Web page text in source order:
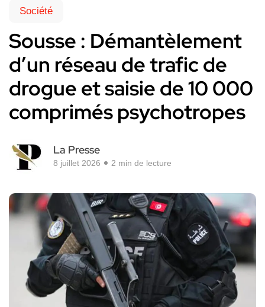
Société
Sousse : Démantèlement
d’un réseau de trafic de
drogue et saisie de 10 000
comprimés psychotropes
La Presse
8 juillet 2026 2 min de lecture